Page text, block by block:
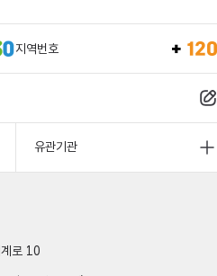
지역번호
유관기관
로 10